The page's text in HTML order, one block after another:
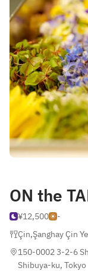
ON the
¥12,500
-
Çin,Şanghay Çin
150-0002 3-2-6
Shibuya-ku, Tokyo